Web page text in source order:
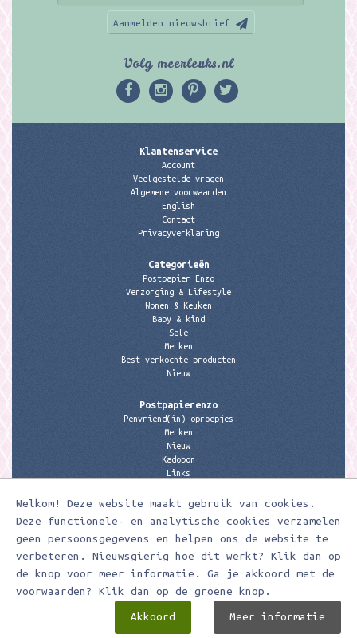
Welkom! Deze website maakt gebruik van cookies.
Deze functionele- en analytische cookies verzamelen
geen persoonsgegevens en helpen ons de website te
verbeteren. Nieuwsgierig hoe dit werkt? Klik dan op
de knop voor meer informatie. Ga je akkoord met de
voorwaarden? Klik dan op de groene knop.
Akkoord Meer informatie
Aanmelden nieuwsbrief
Volg meerleuks.nl
Klantenservice
Account
Veelgestelde vragen
Algemene voorwaarden
English
Contact
Privacyverklaring
Categorieën
Postpapier Enzo
Verzorging & Lifestyle
Wonen & Keuken
Baby & kind
Sale
Merken
Best verkochte producten
Nieuw
Postpapierenzo
Penvriend(in) oproepjes
Merken
Nieuw
Kadobon
Links
Contactgegevens
Meerleuks
anita@meerleuks.nl
06 – 107 163 36
KVK nummer: 58807179
BTW nummer: 853190859B01
Meerleuks ® Ontwerp & realisatie doorDigizijn ICT & WEB